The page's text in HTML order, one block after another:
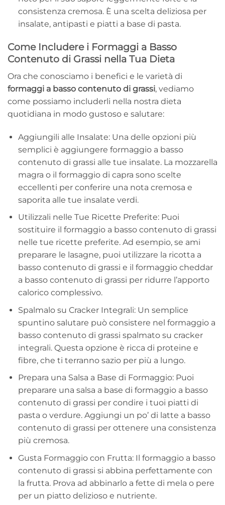
consistenza cremosa. È una scelta deliziosa per
insalate, antipasti e piatti a base di pasta.
Come Includere i Formaggi a Basso
Contenuto di Grassi nella Tua Dieta
Ora che conosciamo i benefici e le varietà di
formaggi a basso contenuto di grassi, vediamo
come possiamo includerli nella nostra dieta
quotidiana in modo gustoso e salutare:
Aggiungili alle Insalate: Una delle opzioni più
semplici è aggiungere formaggio a basso
contenuto di grassi alle tue insalate. La mozzarella
magra o il formaggio di capra sono scelte
eccellenti per conferire una nota cremosa e
saporita alle tue insalate verdi.
Utilizzali nelle Tue Ricette Preferite: Puoi
sostituire il formaggio a basso contenuto di grassi
nelle tue ricette preferite. Ad esempio, se ami
preparare le lasagne, puoi utilizzare la ricotta a
basso contenuto di grassi e il formaggio cheddar
a basso contenuto di grassi per ridurre l’apporto
calorico complessivo.
Spalmalo su Cracker Integrali: Un semplice
spuntino salutare può consistere nel formaggio a
basso contenuto di grassi spalmato su cracker
integrali. Questa opzione è ricca di proteine e
fibre, che ti terranno sazio per più a lungo.
Prepara una Salsa a Base di Formaggio: Puoi
preparare una salsa a base di formaggio a basso
contenuto di grassi per condire i tuoi piatti di
pasta o verdure. Aggiungi un po’ di latte a basso
contenuto di grassi per ottenere una consistenza
più cremosa.
Gusta Formaggio con Frutta: Il formaggio a basso
contenuto di grassi si abbina perfettamente con
la frutta. Prova ad abbinarlo a fette di mela o pere
per un piatto delizioso e nutriente.